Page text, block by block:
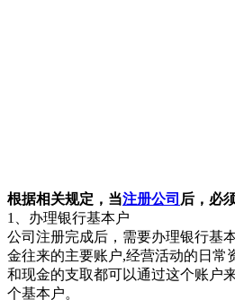
时间，及企业的税务专管员。企业
税金进行申报与缴纳。
3、缴纳社保
公司注册完成后，需要在30天内到
公司社保账户，办理《社保登记证
银行签订三方协议。之后，社保的